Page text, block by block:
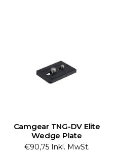
Camgear TNG-DV Elite
Wedge Plate
€90,75 Inkl. MwSt.